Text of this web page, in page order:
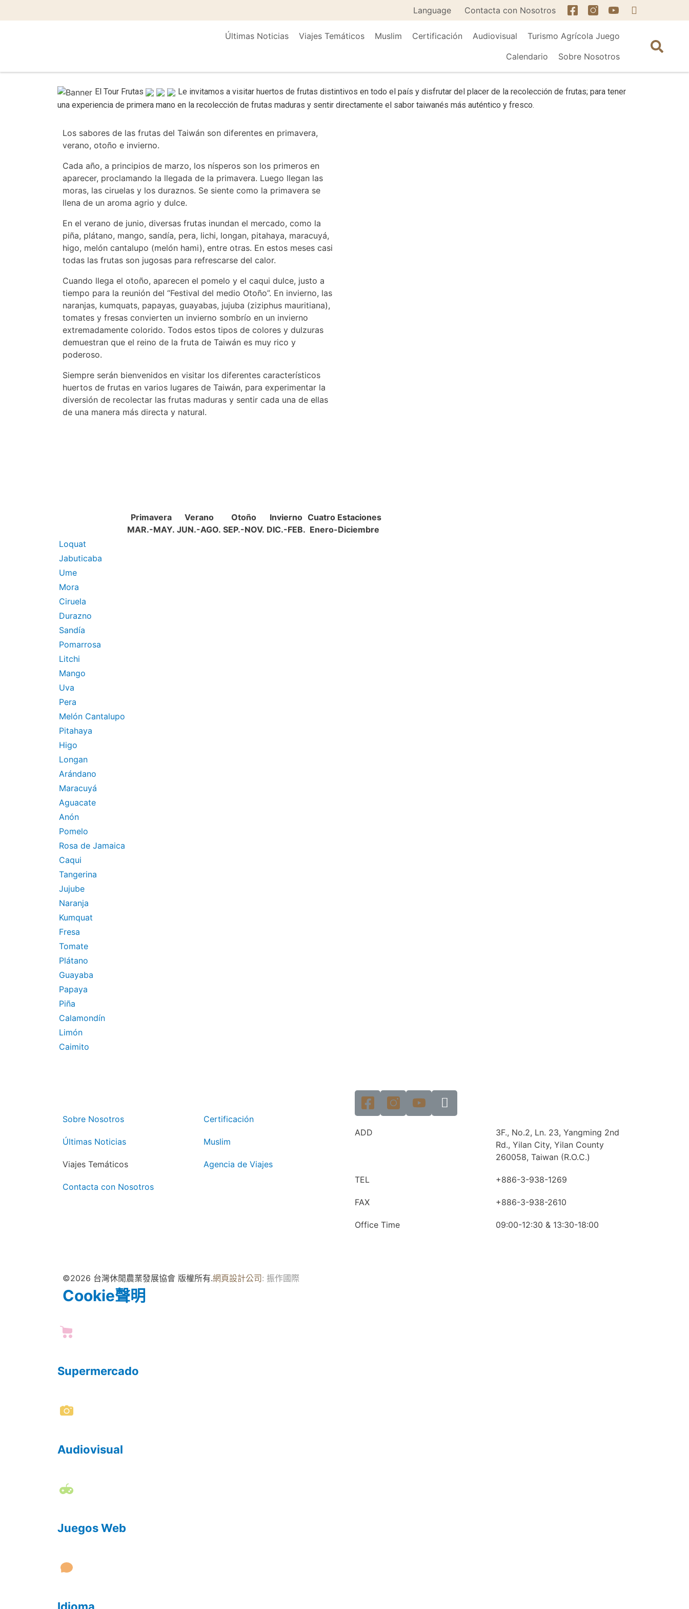
Language Contacta con Nosotros
Últimas Noticias Viajes Temáticos Muslim Certificación Audiovisual
Turismo Agrícola Juego
Calendario
Sobre Nosotros
El Tour Frutas
Le invitamos a visitar huertos de frutas distintivos en todo el país y disfrutar del placer de la recolección de frutas; para tener
una experiencia de primera mano en la recolección de frutas maduras y sentir directamente el sabor taiwanés más auténtico y fresco.
Los sabores de las frutas del Taiwán son diferentes en primavera,
verano, otoño e invierno.
Cada año, a principios de marzo, los nísperos son los primeros en
aparecer, proclamando la llegada de la primavera. Luego llegan las
moras, las ciruelas y los duraznos. Se siente como la primavera se
llena de un aroma agrio y dulce.
En el verano de junio, diversas frutas inundan el mercado, como la
piña, plátano, mango, sandía, pera, lichi, longan, pitahaya, maracuyá,
higo, melón cantalupo (melón hami), entre otras. En estos meses casi
todas las frutas son jugosas para refrescarse del calor.
Cuando llega el otoño, aparecen el pomelo y el caqui dulce, justo a
tiempo para la reunión del “Festival del medio Otoño”. En invierno, las
naranjas, kumquats, papayas, guayabas, jujuba (ziziphus mauritiana),
tomates y fresas convierten un invierno sombrío en un invierno
extremadamente colorido. Todos estos tipos de colores y dulzuras
demuestran que el reino de la fruta de Taiwán es muy rico y
poderoso.
Siempre serán bienvenidos en visitar los diferentes característicos
huertos de frutas en varios lugares de Taiwán, para experimentar la
diversión de recolectar las frutas maduras y sentir cada una de ellas
de una manera más directa y natural.
Primavera
MAR.-MAY.
Verano
JUN.-AGO.
Otoño
SEP.-NOV.
Invierno
DIC.-FEB.
Cuatro Estaciones
Enero-Diciembre
Loquat
Jabuticaba
Ume
Mora
Ciruela
Durazno
Sandía
Pomarrosa
Litchi
Mango
Uva
Pera
Melón Cantalupo
Pitahaya
Higo
Longan
Arándano
Maracuyá
Aguacate
Anón
Pomelo
Rosa de Jamaica
Caqui
Tangerina
Jujube
Naranja
Kumquat
Fresa
Tomate
Plátano
Guayaba
Papaya
Piña
Calamondín
Limón
Caimito
Sobre Nosotros
Últimas Noticias
Viajes Temáticos
Contacta con Nosotros
Certificación
Muslim
Agencia de Viajes
ADD
3F., No.2, Ln. 23, Yangming 2nd
Rd., Yilan City, Yilan County
260058, Taiwan (R.O.C.)
TEL +886-3-938-1269​
FAX +886-3-938-2610
Office Time 09:00-12:30 & 13:30-18:00
©2026 台灣休閒農業發展協會 版權所有.網頁設計公司: 振作國際
Cookie聲明
Supermercado
Audiovisual
Juegos Web
Idioma